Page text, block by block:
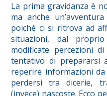
La prima gravidanza è
ma anche
poiché ci si ritrova ad
situazioni, dal
modificate percezioni
tentativo di prepararsi
reperire informazioni
perdersi tra dicerie,
(invece) nascoste. Ecco